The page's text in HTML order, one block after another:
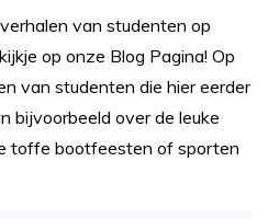
van studenten op
op onze Blog Pagina! Op
van studenten die hier eerder
bijvoorbeeld over de leuke
toffe bootfeesten of sporten